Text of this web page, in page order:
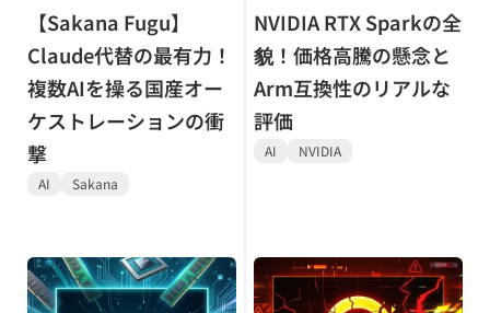
【Sakana Fugu】
Claude代替の最有力！
複数AIを操る国産オー
ケストレーションの衝
撃
AI Sakana
NVIDIA RTX Sparkの全
貌！価格高騰の懸念と
Arm互換性のリアルな
評価
AI NVIDIA